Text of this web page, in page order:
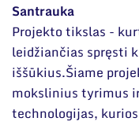
Mokslo renginiai
Informacija
Informacija
Nuo moksleivio iki
Santrauka
Projekto tikslas -
leidžiančias spręsti
iššūkius.Šiame
mokslinius tyrimus
technologijas,